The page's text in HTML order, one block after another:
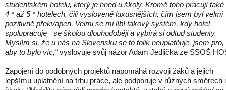
studentském hotelu, který je hned u školy. Kromě toho pracují také
4 * až 5 * hotelech, čili vysloveně luxusnějších, čím jsem byl velmi
pozitivně překvapen. Velmi se mi líbí takový systém, kdy hotel
spolupracuje
se školou dlouhodoběji a vybírá si odtud studenty.
Myslím si, že u nás na Slovensku se to tolik neuplatňuje, jsem pro,
aby to bylo víc," vyslovuje svůj názorAdam Jedlička ze SSOŠ
Zapojení do podobných projektů napomáhá rozvoji žáků a jejich
lepšímu uplatnění na trhu práce, ale podporuje v různých směrech i